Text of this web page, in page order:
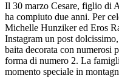
Il 30 marzo Cesare, figlio di
ha compiuto due anni. Per
Michelle Hunziker ed Eros
Instagram un post
baita decorata con numerosi
forma di numero 2. La
momento speciale in